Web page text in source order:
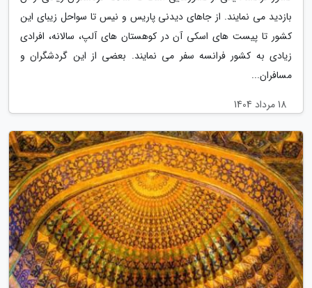
بازدید می نمایند. از جاهای دیدنی پاریس و نیس تا سواحل زیبای این
کشور تا پیست های اسکی آن در کوهستان های آلپ، سالانه، افرادی
زیادی به کشور فرانسه سفر می نمایند. بعضی از این گردشگران و
مسافران...
18 مرداد 1404